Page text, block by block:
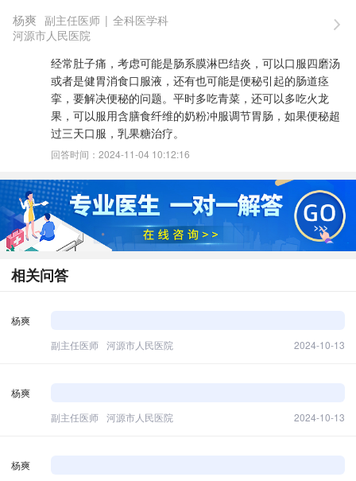
杨爽 副主任医师 | 全科医学科
河源市人民医院
经常肚子痛，考虑可能是肠系膜淋巴结炎，可以口服四磨汤
或者是健胃消食口服液，还有也可能是便秘引起的肠道痉
挛，要解决便秘的问题。平时多吃青菜，还可以多吃火龙
果，可以服用含膳食纤维的奶粉冲服调节胃肠，如果便秘超
过三天口服，乳果糖治疗。
回答时间：2024-11-04 10:12:16
相关问答
杨爽
副主任医师 河源市人民医院 2024-10-13
杨爽
副主任医师 河源市人民医院 2024-10-13
杨爽